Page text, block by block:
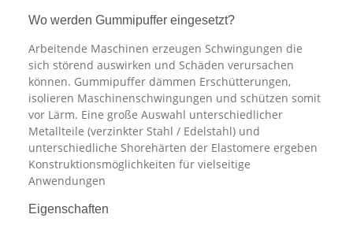
Wo werden Gummipuffer eingesetzt?
Arbeitende Maschinen erzeugen Schwingungen die
sich störend auswirken und Schäden verursachen
können. Gummipuffer dämmen Erschütterungen,
isolieren Maschinenschwingungen und schützen somit
vor Lärm. Eine große Auswahl unterschiedlicher
Metallteile (verzinkter Stahl / Edelstahl) und
unterschiedliche Shorehärten der Elastomere ergeben
Konstruktionsmöglichkeiten für vielseitige
Anwendungen
Eigenschaften